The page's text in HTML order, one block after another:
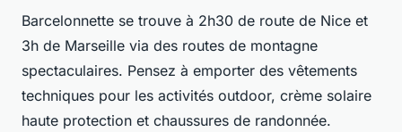
Barcelonnette se trouve à 2h30 de route de Nice et
3h de Marseille via des routes de montagne
spectaculaires. Pensez à emporter des vêtements
techniques pour les activités outdoor, crème solaire
haute protection et chaussures de randonnée.